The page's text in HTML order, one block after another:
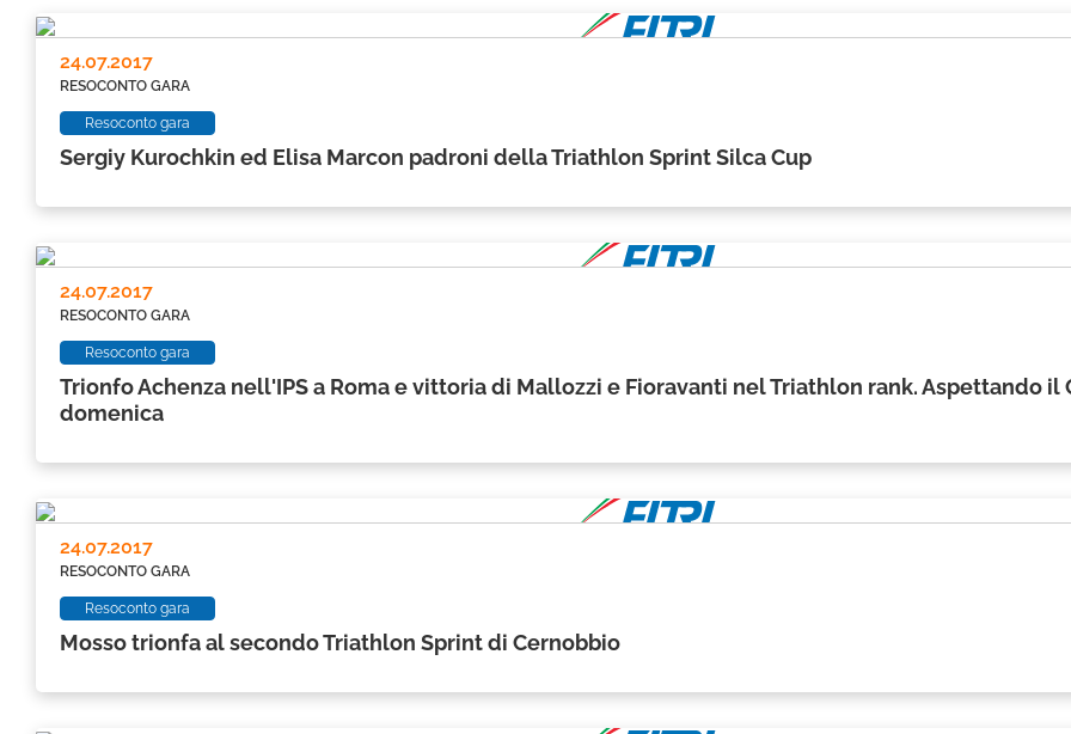
Sergiy Kurochkin ed Elisa Marcon padroni della Triathlon Sprint Silca Cup
RESOCONTO GARA
24.07.2017
Resoconto gara
Trionfo Achenza nell'IPS a Roma e vittoria di Mallozzi e Fioravanti nel Triathlon rank. Aspettando
domenica
RESOCONTO GARA
24.07.2017
Resoconto gara
Mosso trionfa al secondo Triathlon Sprint di Cernobbio
RESOCONTO GARA
24.07.2017
Resoconto gara